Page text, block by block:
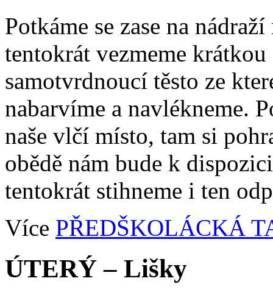
Potkáme se zase na
tentokrát vezmeme
samotvrdnoucí těsto ze
nabarvíme a navlékneme.
naše vlčí místo, tam si
obědě nám bude k
tentokrát stihneme i ten
Více PŘEDŠKOLÁCKÁ
ÚTERÝ – Lišky